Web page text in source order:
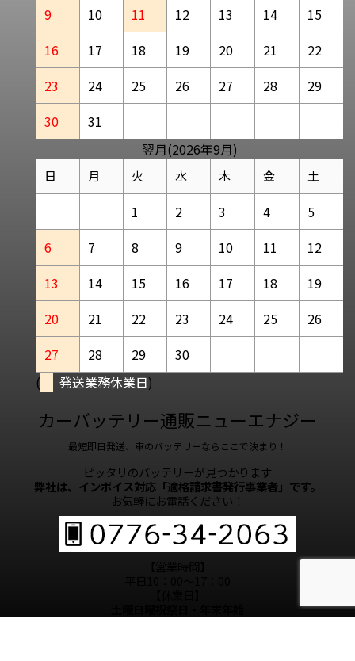
9
10 11 12 13 14
15
16
17 18 19 20 21
22
23
24 25 26 27 28
29
30
31
翌月(2026年9月)
日 月 火 水 木 金 土
1 2 3 4
5
6
7 8 9 10 11
12
13
14 15 16 17 18
19
20
21 22 23 24 25
26
27
28 29
30
(
発送業務休業日)
カーバッテリー通販ニューエナジー
最短即日発送、車のバッテリーならここで決まり！
ピッタリのバッテリーが見つかります
弊社は、インボイス対応「適格請求書発行事業者」です。
お気軽にお電話ください！
お盆休み（8/10～8/18）